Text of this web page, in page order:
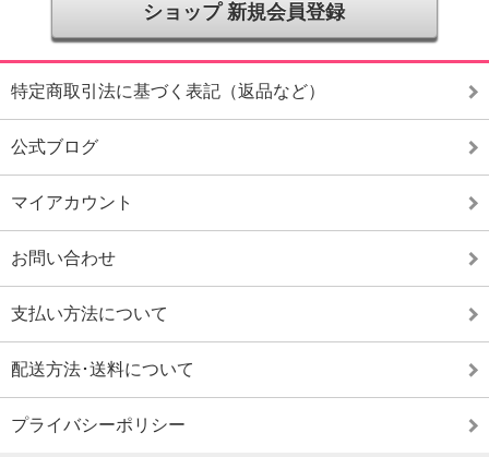
ショップ 新規会員登録
特定商取引法に基づく表記（返品など）
公式ブログ
マイアカウント
お問い合わせ
支払い方法について
配送方法･送料について
プライバシーポリシー